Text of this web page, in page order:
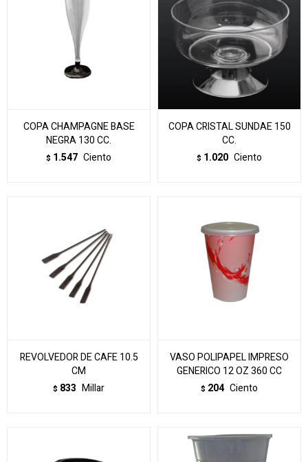
COPA CHAMPAGNE BASE
NEGRA 130 CC.
$ 1.547 Ciento
COPA CRISTAL SUNDAE 150
CC.
$ 1.020 Ciento
REVOLVEDOR DE CAFE 10.5
CM
$ 833 Millar
VASO POLIPAPEL IMPRESO
GENERICO 12 OZ 360 CC
$ 204 Ciento